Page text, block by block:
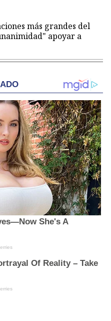
más grandes del
apoyar a